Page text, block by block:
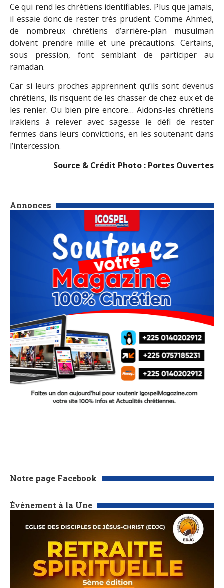
Annonces
Notre page Facebook
Événement à la Une
Ce qui rend les chrétiens identifiables. Plus que jamais,
il essaie donc de rester très prudent. Comme Ahmed,
de nombreux chrétiens d’arrière-plan musulman
doivent prendre mille et une précautions. Certains,
sous pression, font semblant de participer au
ramadan.
Car si leurs proches apprennent qu’ils sont devenus
chrétiens, ils risquent de les chasser de chez eux et de
les renier. Ou bien pire encore… Aidons-les chrétiens
irakiens à relever avec sagesse le défi de rester
fermes dans leurs convictions, en les soutenant dans
l’intercession.
Source & Crédit Photo : Portes Ouvertes